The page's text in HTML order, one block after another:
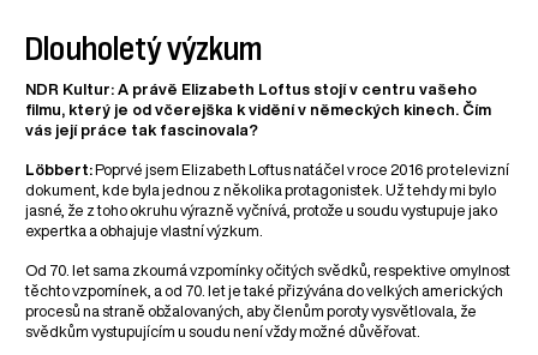
Dlouholetý výzkum
NDR Kultur: A právě Elizabeth Loftus stojí v centru vašeho
filmu, který je od včerejška k vidění v německých kinech. Čím
vás její práce tak fascinovala?
Löbbert: Poprvé jsem Elizabeth Loftus natáčel v roce 2016 pro televizní
dokument, kde byla jednou z několika protagonistek. Už tehdy mi bylo
jasné, že z toho okruhu výrazně vyčnívá, protože u soudu vystupuje jako
expertka a obhajuje vlastní výzkum.
Od 70. let sama zkoumá vzpomínky očitých svědků, respektive omylnost
těchto vzpomínek, a od 70. let je také přizývána do velkých amerických
procesů na straně obžalovaných, aby členům poroty vysvětlovala, že
svědkům vystupujícím u soudu není vždy možné důvěřovat.